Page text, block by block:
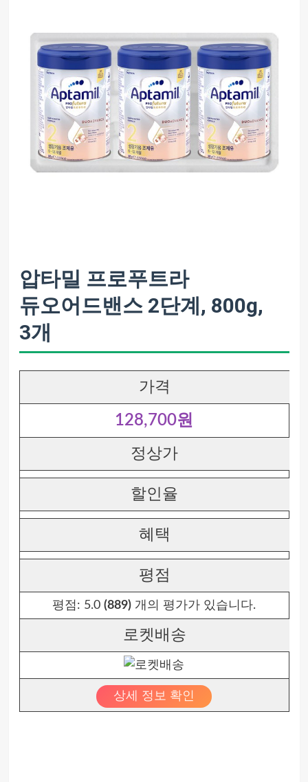
압타밀 프로푸트라
듀오어드밴스 2단계, 800g,
3개
가격
128,700원
정상가
할인율
혜택
평점
평점: 5.0 (889) 개의 평가가 있습니다.
로켓배송
상세 정보 확인